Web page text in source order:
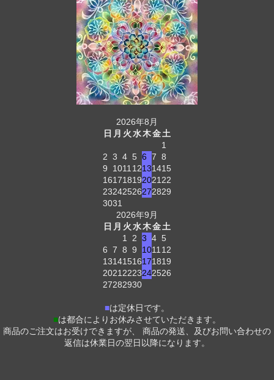
2026年8月
日 月 火水木金土
1
2 3 4 5 6 7 8
9
1011 12131415
161718192021 22
23242526272829
3031
2026年9月
日 月 火水木金土
1
2 3 4 5
6 7 8 9 1011 12
13141516171819
2021 2223242526
27282930
■は定休日です。
■は都合によりお休みさせていただきます。
商品のご注文はお受けできますが、 商品の発送、及びお問い合わせの
返信は休業日の翌日以降になります。